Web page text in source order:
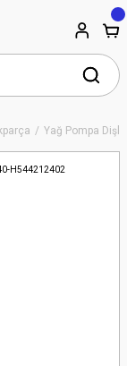
Yağ Pompa